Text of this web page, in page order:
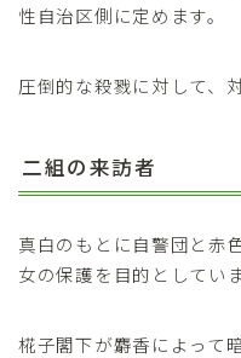
性自治区側に定めます。
圧倒的な殺戮に対して、
二組の来訪者
真白のもとに自警団と赤
女の保護を目的としてい
椛子閣下が麝香によって